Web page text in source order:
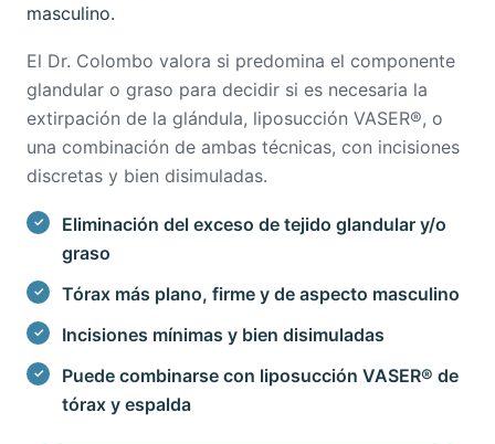
masculino.
El Dr. Colombo valora si predomina el componente
glandular o graso para decidir si es necesaria la
extirpación de la glándula, liposucción VASER®, o
una combinación de ambas técnicas, con incisiones
discretas y bien disimuladas.
Eliminación del exceso de tejido glandular y/o
graso
Tórax más plano, firme y de aspecto masculino
Incisiones mínimas y bien disimuladas
Puede combinarse con liposucción VASER® de
tórax y espalda